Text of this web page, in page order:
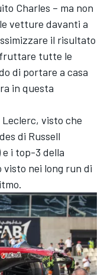
Charles – ma non
vetture davanti a
il risultato
tutte le
di portare a casa
in questa
visto che
di Russell
i top-3 della
visto nei long run di